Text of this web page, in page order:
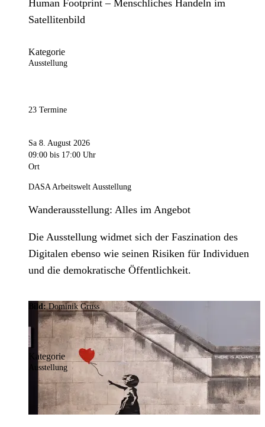
Human Footprint – Menschliches Handeln im
Satellitenbild
Kategorie
Ausstellung
23 Termine
Sa 8. August 2026
09:00 bis 17:00 Uhr
Ort
DASA Arbeitswelt Ausstellung
Wanderausstellung: Alles im Angebot
Die Ausstellung widmet sich der Faszination des
Digitalen ebenso wie seinen Risiken für Individuen
und die demokratische Öffentlichkeit.
Bild:Dominik Gruss
Kategorie
Ausstellung